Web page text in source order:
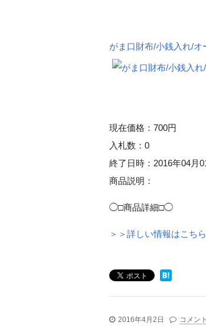
がま口財布/小銭入れ/
現在価格：700円
入札数：0
終了日時：2016年04月
商品説明：
◯□商品詳細□◯
＞＞詳しい情報はこちら
2016年4月2日 コメン